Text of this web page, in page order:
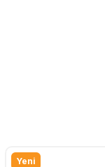
Yeni